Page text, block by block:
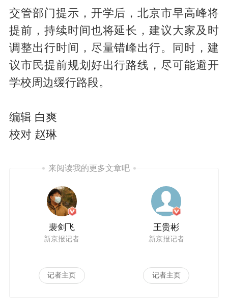
交管部门提示，开学后，北京市早高峰将
提前，持续时间也将延长，建议大家及时
调整出行时间，尽量错峰出行。同时，建
议市民提前规划好出行路线，尽可能避开
学校周边缓行路段。
编辑 白爽
校对 赵琳
来阅读我的更多文章吧
裴剑飞
新京报记者
记者主页
王贵彬
新京报记者
记者主页